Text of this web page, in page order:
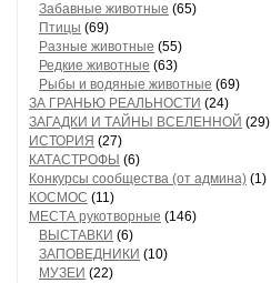
Забавные животные (65)
Птицы (69)
Разные животные (55)
Редкие животные (63)
Рыбы и водяные животные (69)
ЗА ГРАНЬЮ РЕАЛЬНОСТИ (24)
ЗАГАДКИ И ТАЙНЫ ВСЕЛЕННОЙ (29)
ИСТОРИЯ (27)
КАТАСТРОФЫ (6)
Конкурсы сообщества (от админа) (1)
КОСМОС (11)
МЕСТА рукотворные (146)
ВЫСТАВКИ (6)
ЗАПОВЕДНИКИ (10)
МУЗЕИ (22)